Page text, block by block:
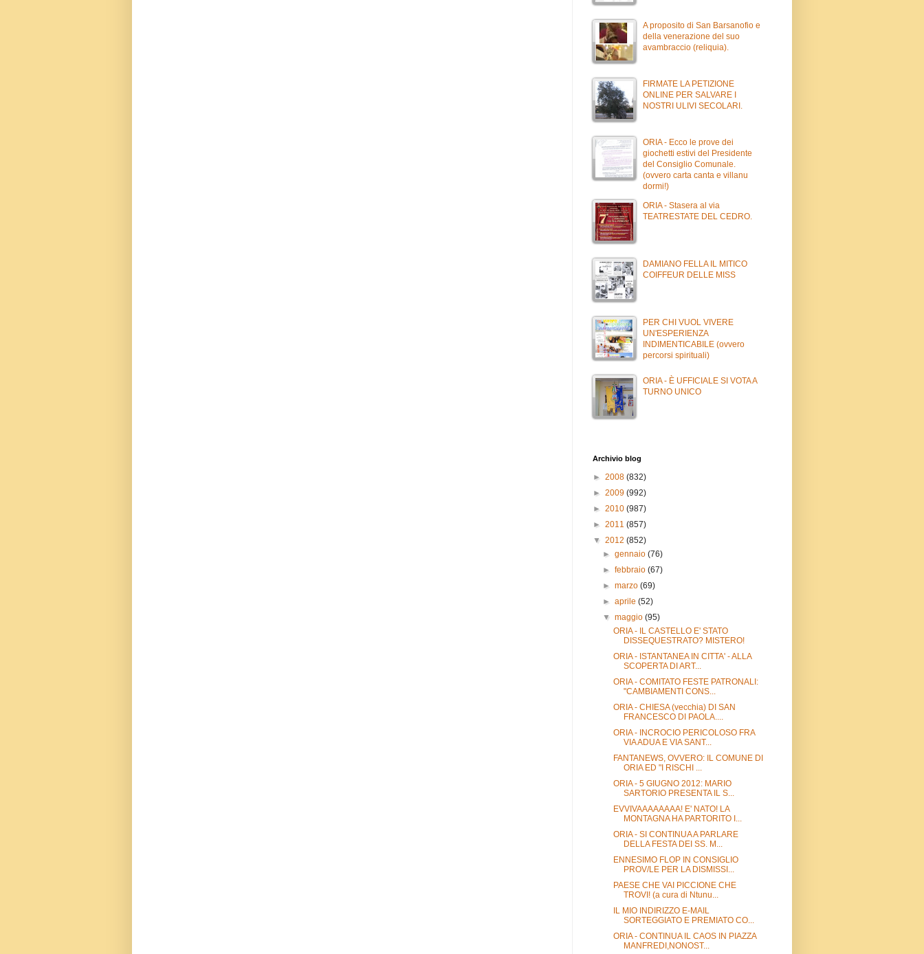
A proposito di San Barsanofio e
della venerazione del suo
avambraccio (reliquia).
FIRMATE LA PETIZIONE
ONLINE PER SALVARE I
NOSTRI ULIVI SECOLARI.
ORIA - Ecco le prove dei
giochetti estivi del Presidente
del Consiglio Comunale.
(ovvero carta canta e villanu
dormi!)
ORIA - Stasera al via
TEATRESTATE DEL CEDRO.
DAMIANO FELLA IL MITICO
COIFFEUR DELLE MISS
PER CHI VUOL VIVERE
UN'ESPERIENZA
INDIMENTICABILE (ovvero
percorsi spirituali)
ORIA - È UFFICIALE SI VOTA A
TURNO UNICO
Archivio blog
► 2008 (832)
► 2009 (992)
► 2010 (987)
► 2011 (857)
▼ 2012 (852)
►gennaio(76)
►febbraio(67)
►marzo(69)
►aprile(52)
▼maggio(95)
ORIA - IL CASTELLO E' STATO
DISSEQUESTRATO? MISTERO!
ORIA - ISTANTANEA IN CITTA' - ALLA
SCOPERTA DI ART...
ORIA - COMITATO FESTE PATRONALI:
"CAMBIAMENTI CONS...
ORIA - CHIESA (vecchia) DI SAN
FRANCESCO DI PAOLA....
ORIA - INCROCIO PERICOLOSO FRA
VIA ADUA E VIA SANT...
FANTANEWS, OVVERO: IL COMUNE DI
ORIA ED "I RISCHI ...
ORIA - 5 GIUGNO 2012: MARIO
SARTORIO PRESENTA IL S...
EVVIVAAAAAAAA! E' NATO! LA
MONTAGNA HA PARTORITO I...
ORIA - SI CONTINUA A PARLARE
DELLA FESTA DEI SS. M...
ENNESIMO FLOP IN CONSIGLIO
PROV/LE PER LA DISMISSI...
PAESE CHE VAI PICCIONE CHE
TROVI! (a cura di Ntunu...
IL MIO INDIRIZZO E-MAIL
SORTEGGIATO E PREMIATO CO...
ORIA - CONTINUA IL CAOS IN PIAZZA
MANFREDI,NONOST...